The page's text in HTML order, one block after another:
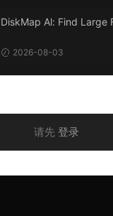
DiskMap Al: Find Large
2026-08-03
请先 登录